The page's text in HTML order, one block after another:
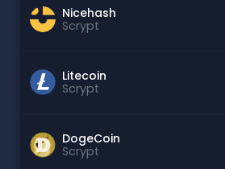
Nicehash
Scrypt
Litecoin
Scrypt
DogeCoin
Scrypt